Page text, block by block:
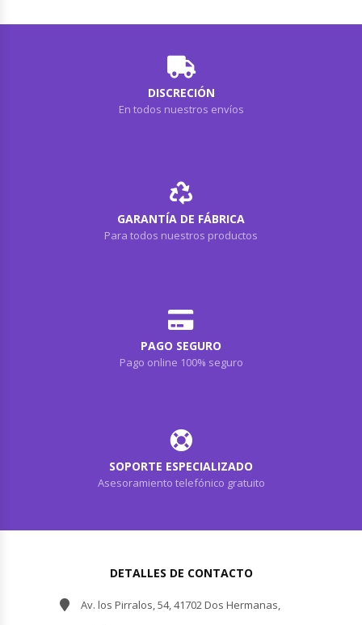
DISCRECIÓN
En todos nuestros envíos
GARANTÍA DE FÁBRICA
Para todos nuestros productos
PAGO SEGURO
Pago online 100% seguro
SOPORTE ESPECIALIZADO
Asesoramiento telefónico gratuito
DETALLES DE CONTACTO
Av. los Pirralos, 54, 41702 Dos Hermanas,